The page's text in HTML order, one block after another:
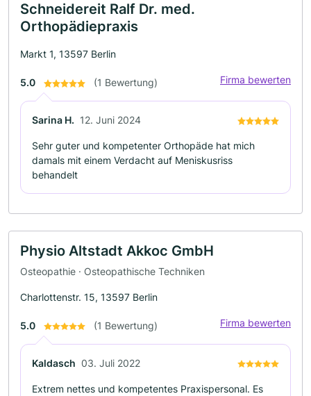
Schneidereit Ralf Dr. med.
Orthopädiepraxis
Markt 1, 13597 Berlin
5.0 (1 Bewertung) Firma bewerten
Sarina H. 12. Juni 2024
Sehr guter und kompetenter Orthopäde hat mich
damals mit einem Verdacht auf Meniskusriss
behandelt
Physio Altstadt Akkoc GmbH
Osteopathie · Osteopathische Techniken
Charlottenstr. 15, 13597 Berlin
5.0 (1 Bewertung) Firma bewerten
Kaldasch 03. Juli 2022
Extrem nettes und kompetentes Praxispersonal. Es